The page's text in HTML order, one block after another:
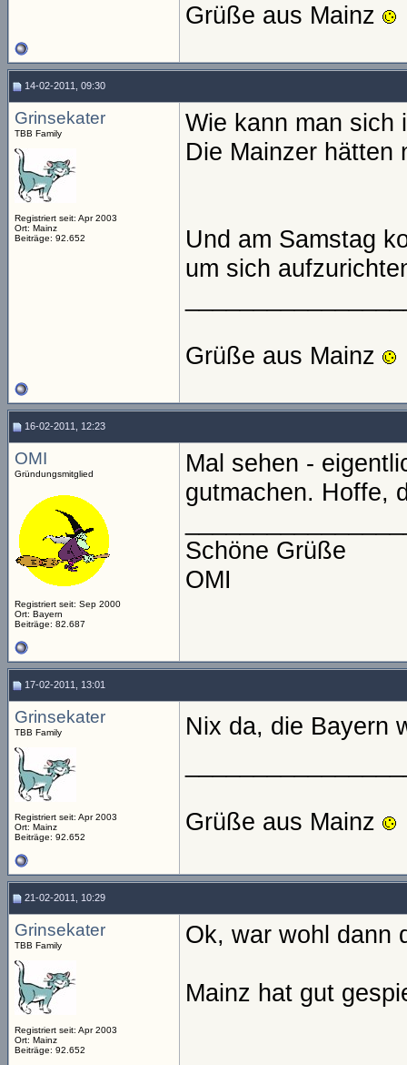
Grüße aus Mainz
14-02-2011, 09:30
Grinsekater
TBB Family
Registriert seit: Apr 2003
Ort: Mainz
Beiträge: 92.652
Wie kann man
Die Mainzer hätten
Und am Samstag
um sich
Grüße aus Mainz
16-02-2011, 12:23
OMI
Gründungsmitglied
Registriert seit: Sep 2000
Ort: Bayern
Beiträge: 82.687
Mal sehen -
gutmachen. Hoffe,
Schöne Grüße
OMI
17-02-2011, 13:01
Grinsekater
TBB Family
Registriert seit: Apr 2003
Ort: Mainz
Beiträge: 92.652
Nix da, die Bayern
Grüße aus Mainz
21-02-2011, 10:29
Grinsekater
TBB Family
Registriert seit: Apr 2003
Ort: Mainz
Beiträge: 92.652
Ok, war wohl dann
Mainz hat gut